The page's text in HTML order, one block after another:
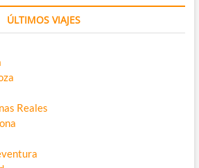
ÚLTIMOS VIAJES
Reales